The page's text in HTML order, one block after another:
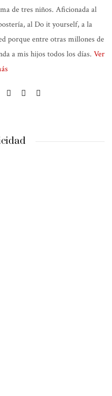
de tres niños. Aficionada al
al Do it yourself, a la
porque entre otras millones de
a mis hijos todos los días. Ver